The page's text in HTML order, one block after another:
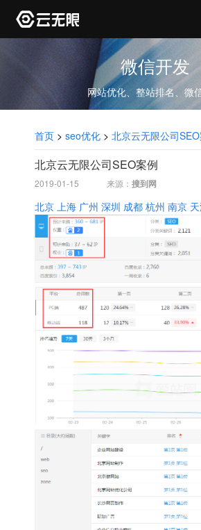
微信开发
网站优化、整站排名、微
首页 > seo优化 > 北京云无限公司
北京云无限公司SEO案例
2019-01-15 来源： 搜到网
北京 上海 广州 深圳 成都 杭州 南京